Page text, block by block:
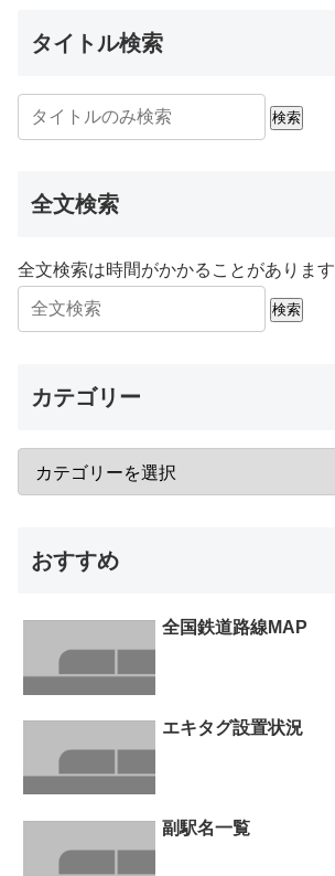
タイトル検索
検索
全文検索
全文検索は時間がかかることがあります
検索
カテゴリー
おすすめ
全国鉄道路線MAP
エキタグ設置状況
副駅名一覧